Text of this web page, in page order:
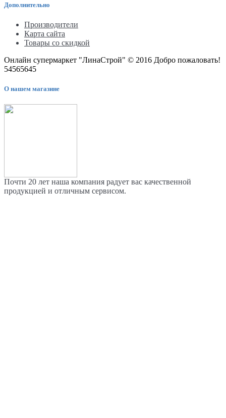
Дополнительно
Производители
Карта сайта
Товары со скидкой
Онлайн супермаркет "ЛинаСтрой" © 2016 Добро пожаловать!
54565645
О нашем магазине
Почти 20 лет наша компания радует вас качественной
продукцией и отличным сервисом.